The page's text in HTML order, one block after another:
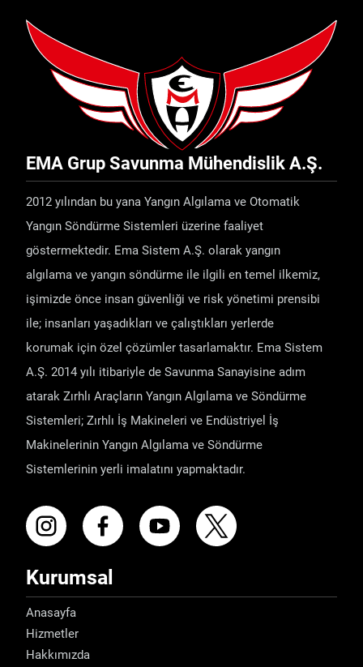
EMA Grup Savunma Mühendislik A.Ş.
2012 yılından bu yana Yangın Algılama ve Otomatik
Yangın Söndürme Sistemleri üzerine faaliyet
göstermektedir. Ema Sistem A.Ş. olarak yangın
algılama ve yangın söndürme ile ilgili en temel ilkemiz,
işimizde önce insan güvenliği ve risk yönetimi prensibi
ile; insanları yaşadıkları ve çalıştıkları yerlerde
korumak için özel çözümler tasarlamaktır. Ema Sistem
A.Ş. 2014 yılı itibariyle de Savunma Sanayisine adım
atarak Zırhlı Araçların Yangın Algılama ve Söndürme
Sistemleri; Zırhlı İş Makineleri ve Endüstriyel İş
Makinelerinin Yangın Algılama ve Söndürme
Sistemlerinin yerli imalatını yapmaktadır.
Kurumsal
Anasayfa
Hizmetler
Hakkımızda